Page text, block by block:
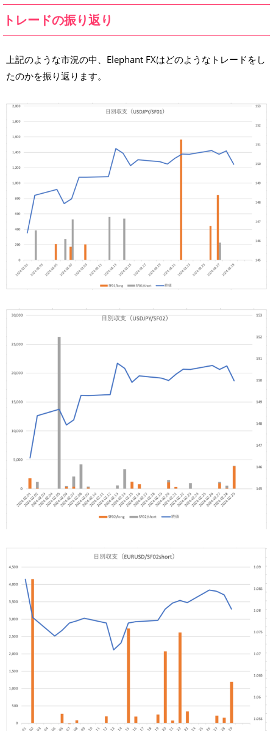
トレードの振り返り
上記のような市況の中、Elephant FXはどのようなトレードをし
たのかを振り返ります。